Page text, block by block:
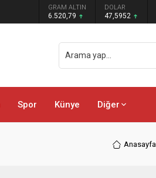
GRAM ALTIN
6.520,79
DOLAR
47,5952
Spor Künye Diğer
Anasayfa